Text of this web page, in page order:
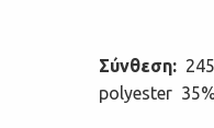
Σύνθεση:
polyester